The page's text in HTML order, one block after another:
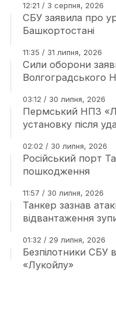
12:21 / 3 серпня, 2026
СБУ заявила про
Башкортостані
11:35 / 31 липня, 2026
Сили оборони
Волгоградського
03:12 / 30 липня, 2026
Пермський НПЗ
установку після
02:02 / 30 липня, 2026
Російський порт
пошкодження
11:57 / 30 липня, 2026
Танкер зазнав
відвантаження
01:32 / 29 липня, 2026
Безпілотники
«Лукойлу»